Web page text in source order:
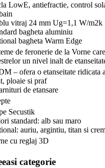
LowE, antiefractie, control
vitraj 24 mm Ug=1,1 W/m2k
bagheta aluminiu
bagheta Warm Edge
de feronerie de la Vorne
un nivel inalt de
– ofera o etanseitate ridicata
ploaie si praf
de etansare
Secustik
standard: alb sau maro
auriu, argintiu, titan si
cu reglaj 3D
categorie